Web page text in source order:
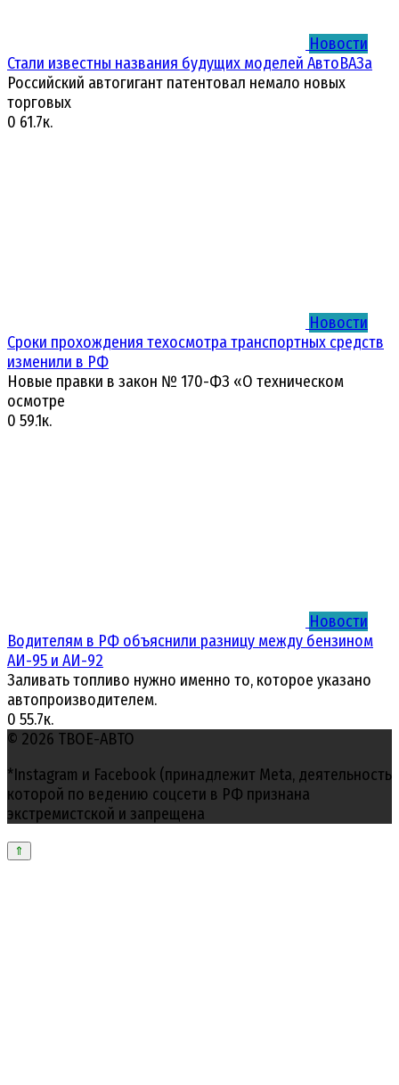
Новости
Стали известны названия будущих моделей АвтоВАЗа
Российский автогигант патентовал немало новых
торговых
0 61.7к.
Новости
Сроки прохождения техосмотра транспортных средств
изменили в РФ
Новые правки в закон № 170-ФЗ «О техническом
осмотре
0 59.1к.
Новости
Водителям в РФ объяснили разницу между бензином
АИ-95 и АИ-92
Заливать топливо нужно именно то, которое указано
автопроизводителем.
0 55.7к.
© 2026 ТВОЕ-АВТО
*Instagram и Facebook (принадлежит Meta, деятельность
которой по ведению соцсети в РФ признана
экстремистской и запрещена